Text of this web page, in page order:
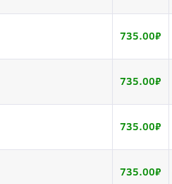
735.00
735.00
735.00
735.00